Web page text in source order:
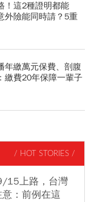
！這2種證明都能
外險能同時請？5重
年繳萬元保費、剖腹
繳費20年保障一輩子
/ HOT STORIES /
15上路，台灣
：前例在這